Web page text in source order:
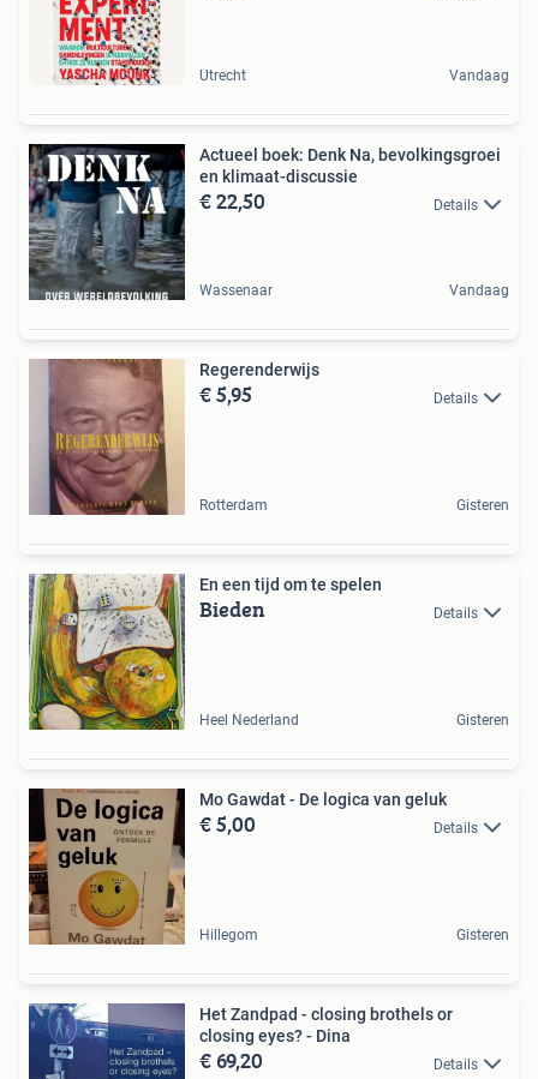
Utrecht Vandaag
Actueel boek: Denk Na, bevolkingsgroei
en klimaat-discussie
€ 22,50 Details
Wassenaar Vandaag
Regerenderwijs
€ 5,95 Details
Rotterdam Gisteren
En een tijd om te spelen
Bieden Details
Heel Nederland Gisteren
Mo Gawdat - De logica van geluk
€ 5,00 Details
Hillegom Gisteren
Het Zandpad - closing brothels or
closing eyes? - Dina
€ 69,20 Details